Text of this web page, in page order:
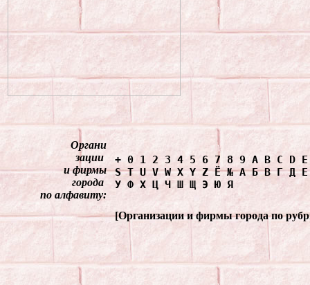
Органи
зации
и фирмы
города
по алфавиту:
+ 0 1 2 3 4 5 6 7 8 9 A B C D E
S T U V W X Y Z Ё № А Б В Г Д Е
У Ф Х Ц Ч Ш Щ Э Ю Я
[Организации и фирмы города по